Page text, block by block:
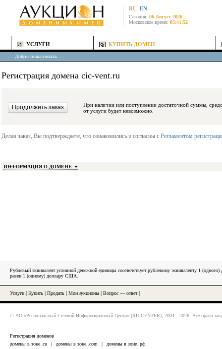
RU EN
Сегодня: 06 Август 2026
Московское время: 05:41:52
УСЛУГИ КУПИТЬ ДОМЕН
Добро пожаловать
Регистрация домена cic-vent.ru
При наличии или поступлении достаточной суммы, средства будут
от услуги будет невозможно.
Делая заказ, Вы подтверждаете, что ознакомились и согласны с Регламентом
ИНФОРМАЦИЯ О ДОМЕНЕ
Рублевый эквивалент условной денежной единицы соответствует рублевому эквиваленту 1
равен 1 (одному) доллару США.
Услуги Купить Продать Мои аукционы Вопрос — ответ|
© АО «Региональный Сетевой Информационный Центр» (RU-CENTER), 2004—2026. Все права
Регистрация доменов
домены в зоне .ru
| домены в зоне .com | домены в зоне .рф